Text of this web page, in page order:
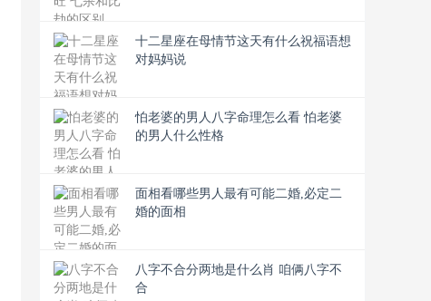
十二星座在母情节这天有什么祝福语想
对妈妈说
怕老婆的男人八字命理怎么看 怕老婆
的男人什么性格
面相看哪些男人最有可能二婚,必定二
婚的面相
八字不合分两地是什么肖 咱俩八字不
合